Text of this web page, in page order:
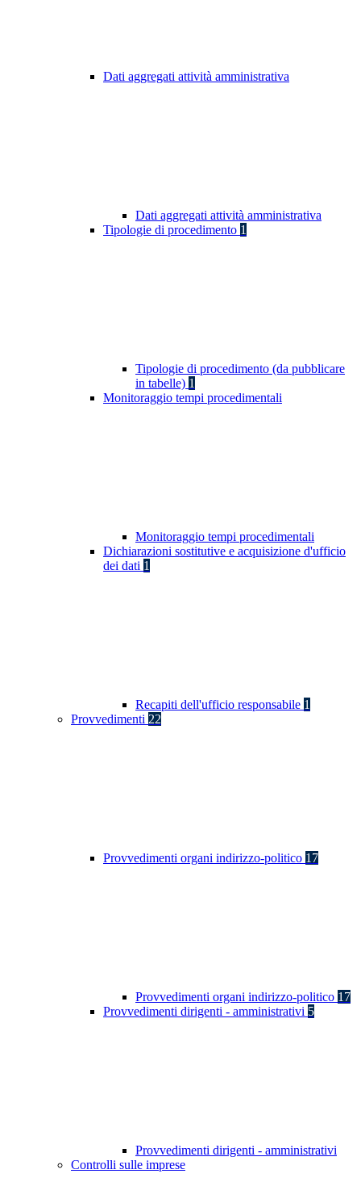
Dati aggregati attività amministrativa
Dati aggregati attività amministrativa
Tipologie di procedimento 1
Tipologie di procedimento (da pubblicare
in tabelle) 1
Monitoraggio tempi procedimentali
Monitoraggio tempi procedimentali
Dichiarazioni sostitutive e acquisizione d'ufficio
dei dati 1
Recapiti dell'ufficio responsabile 1
Provvedimenti 22
Provvedimenti organi indirizzo-politico 17
Provvedimenti organi indirizzo-politico 17
Provvedimenti dirigenti - amministrativi 5
Provvedimenti dirigenti - amministrativi
Controlli sulle imprese